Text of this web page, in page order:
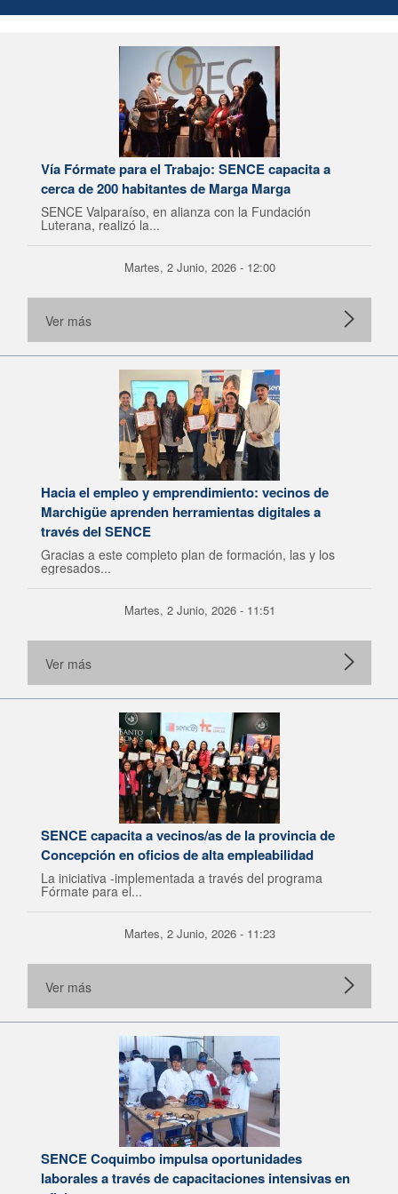
Vía Fórmate para el Trabajo: SENCE capacita a
cerca de 200 habitantes de Marga Marga
SENCE Valparaíso, en alianza con la Fundación
Luterana, realizó la...
Martes, 2 Junio, 2026 - 12:00
Ver más
Hacia el empleo y emprendimiento: vecinos de
Marchigüe aprenden herramientas digitales a
través del SENCE
Gracias a este completo plan de formación, las y los
egresados...
Martes, 2 Junio, 2026 - 11:51
Ver más
SENCE capacita a vecinos/as de la provincia de
Concepción en oficios de alta empleabilidad
La iniciativa -implementada a través del programa
Fórmate para el...
Martes, 2 Junio, 2026 - 11:23
Ver más
SENCE Coquimbo impulsa oportunidades
laborales a través de capacitaciones intensivas en